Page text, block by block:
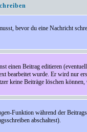
bevor du eine Nachricht
einen Beitrag editieren
bearbeitet wurde. Er wird nur
keine Beiträge löschen
-Funktion während der
abschaltest).